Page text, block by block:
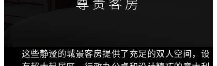
这些静谧的城景客房提供了充足的双人空间，设